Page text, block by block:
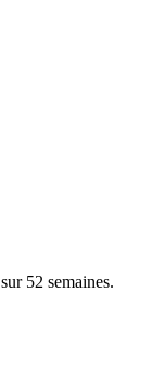
sur 52 semaines.